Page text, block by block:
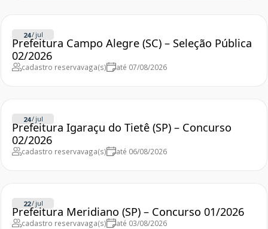
24/ jul
Prefeitura Campo Alegre (SC) – Seleção Pública
02/2026
cadastro reservavaga(s) até 07/08/2026
24/ jul
Prefeitura Igaraçu do Tietê (SP) – Concurso
02/2026
cadastro reservavaga(s) até 06/08/2026
22/ jul
Prefeitura Meridiano (SP) – Concurso 01/2026
cadastro reservavaga(s) até 03/08/2026